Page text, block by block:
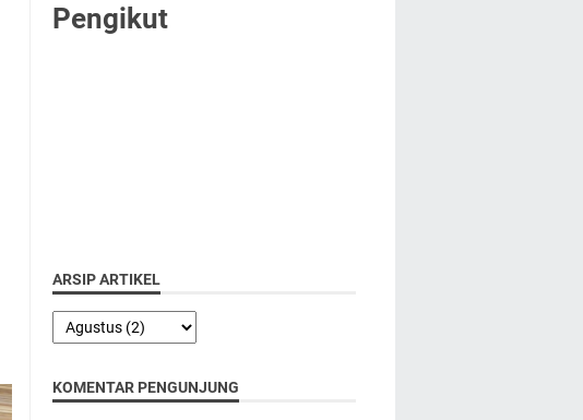
Pengikut
ARSIP ARTIKEL
KOMENTAR PENGUNJUNG